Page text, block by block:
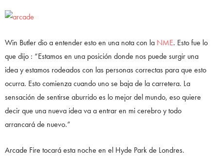
Win Butler dio a entender esto en una nota con la NME. Esto fue lo
que dijo : “Estamos en una posición donde nos puede surgir una
idea y estamos rodeados con las personas correctas para que esto
ocurra. Esto comienza cuando uno se baja de la carretera. La
sensación de sentirse aburrido es lo mejor del mundo, eso quiere
decir que una nueva idea va a entrar en mi cerebro y todo
arrancará de nuevo.”
Arcade Fire tocará esta noche en el Hyde Park de Londres.